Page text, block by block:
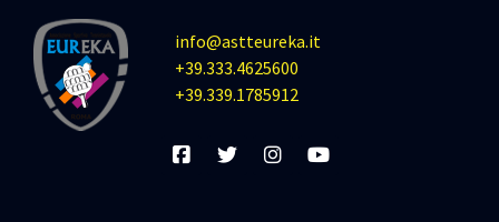
info@astteureka.it
+39.333.4625600
+39.339.1785912